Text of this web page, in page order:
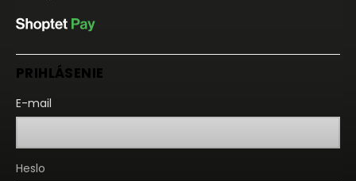
PRIHLÁSENIE
E-mail
Heslo